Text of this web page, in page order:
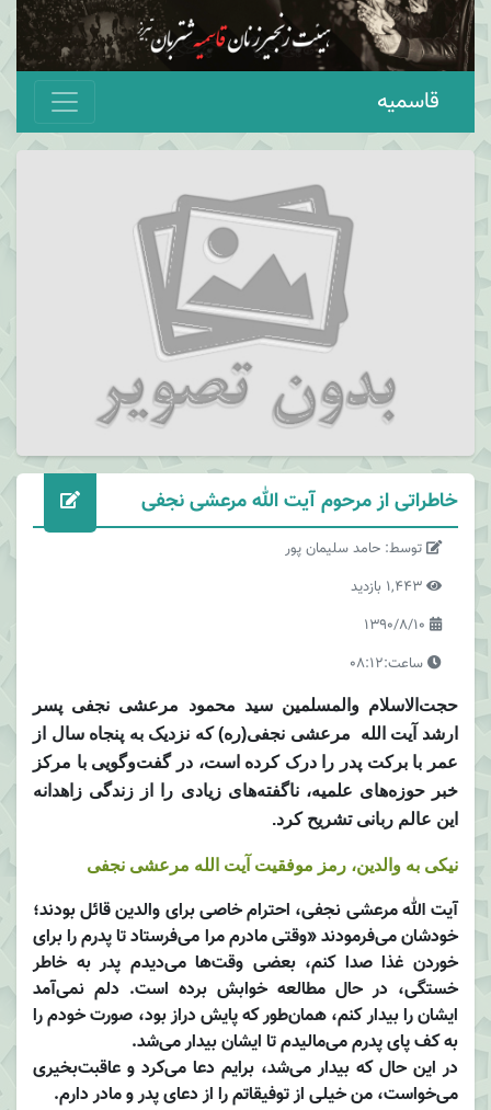
قاسمیه
خاطراتی از مرحوم آیت الله مرعشی نجفی
توسط: حامد سلیمان پور
ساعت:08:12
حجت‌الاسلام والمسلمین سید محمود مرعشی نجفی پسر
ارشد آیت الله مرعشی نجفی‌(ره) که نزدیک به پنجاه سال از
عمر با برکت پدر را درک کرده است، در گفت‌وگویی با مرکز
خبر حوزه‌های علمیه، ناگفته‌های زیادی را از زندگی زاهدانه
این عالم ربانی تشریح کرد.
نیکی به والدین، رمز موفقیت آیت الله مرعشی نجفی
آیت الله مرعشی نجفی، احترام خاصی برای والدین قائل بودند؛
خودشان می‌فرمودند «وقتی مادرم مرا می‌فرستاد تا پدرم را برای
خوردن غذا صدا کنم، بعضی وقت‌ها می‌دیدم پدر به خاطر
خستگی، در حال مطالعه خوابش برده است. دلم نمی‌آمد
ایشان را بیدار کنم، همان‌طور که پایش دراز بود، صورت خودم را
به کف پای پدرم می‌مالیدم تا ایشان بیدار می‌شد.
در این حال که بیدار می‌شد، برایم دعا می‌کرد و عاقبت‌بخیری
می‌خواست، من خیلی از توفیقاتم را از دعای پدر و مادر دارم.